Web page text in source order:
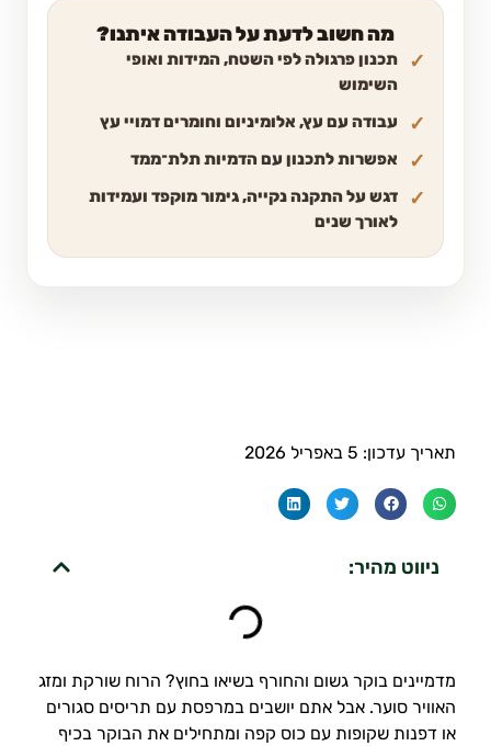
מה חשוב לדעת על העבודה איתנו?
תכנון פרגולה לפי השטח, המידות ואופי
השימוש
עבודה עם עץ, אלומיניום וחומרים דמויי עץ
אפשרות לתכנון עם הדמיות תלת־ממד
דגש על התקנה נקייה, גימור מוקפד ועמידות
לאורך שנים
תאריך עדכון: 5 באפריל 2026
ניווט מהיר:
מדמיינים בוקר גשום והחורף בשיאו בחוץ? הרוח שורקת ומזג
האוויר סוער. אבל אתם יושבים במרפסת עם תריסים סגורים
או דפנות שקופות עם כוס קפה ומתחילים את הבוקר בכיף